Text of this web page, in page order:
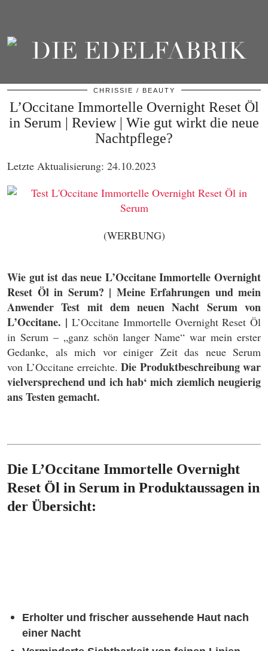
CHRISSIE BEAUTY
L’Occitane Immortelle Overnight Reset Öl
in Serum | Review | Wie gut wirkt die neue
Nachtpflege?
Letzte Aktualisierung: 24.10.2023
(WERBUNG)
Wie gut ist das neue L’Occitane Immortelle Overnight
Reset Öl in Serum? | Meine Erfahrungen und mein
Anwender Test mit dem neuen Nacht Serum von
L’Occitane. | L’Occitane Immortelle Overnight Reset Öl
in Serum – „ganz schön langer Name“ war mein erster
Gedanke, als mich vor einiger Zeit das neue Serum
von L’Occitane erreichte.Die Produktbeschreibung war
vielversprechend und ich hab‘ mich ziemlich neugierig
ans Testen gemacht.
Die L’Occitane Immortelle Overnight
Reset Öl in Serum in Produktaussagen in
der Übersicht:
Erholter und frischer aussehende Haut nach
einer Nacht